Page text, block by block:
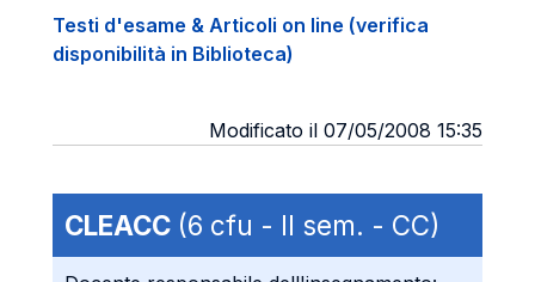
Testi d'esame & Articoli on line (verifica
disponibilità in Biblioteca)
Modificato il 07/05/2008 15:35
CLEACC (6 cfu - II sem. - CC)